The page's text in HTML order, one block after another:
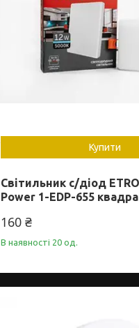
Купити
Світильник с/діод
Power 1-EDP-655
160 ₴
В наявності 20 од.